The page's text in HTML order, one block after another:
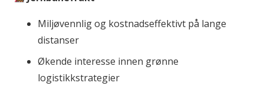
Miljøvennlig og kostnadseffektivt på lange
distanser
Økende interesse innen grønne
logistikkstrategier